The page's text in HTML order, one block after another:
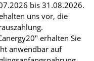
bis 31.08.2026.
uns vor, die
erhalten Sie
anwendbar auf